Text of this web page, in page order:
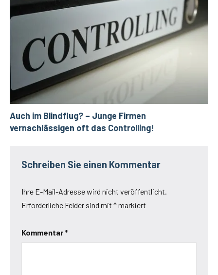
Auch im Blindflug? – Junge Firmen
vernachlässigen oft das Controlling!
Schreiben Sie einen Kommentar
Ihre E-Mail-Adresse wird nicht veröffentlicht.
Erforderliche Felder sind mit *markiert
Kommentar*